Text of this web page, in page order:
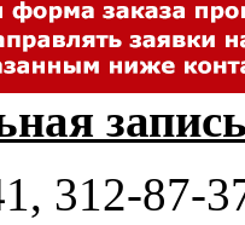
312-87-